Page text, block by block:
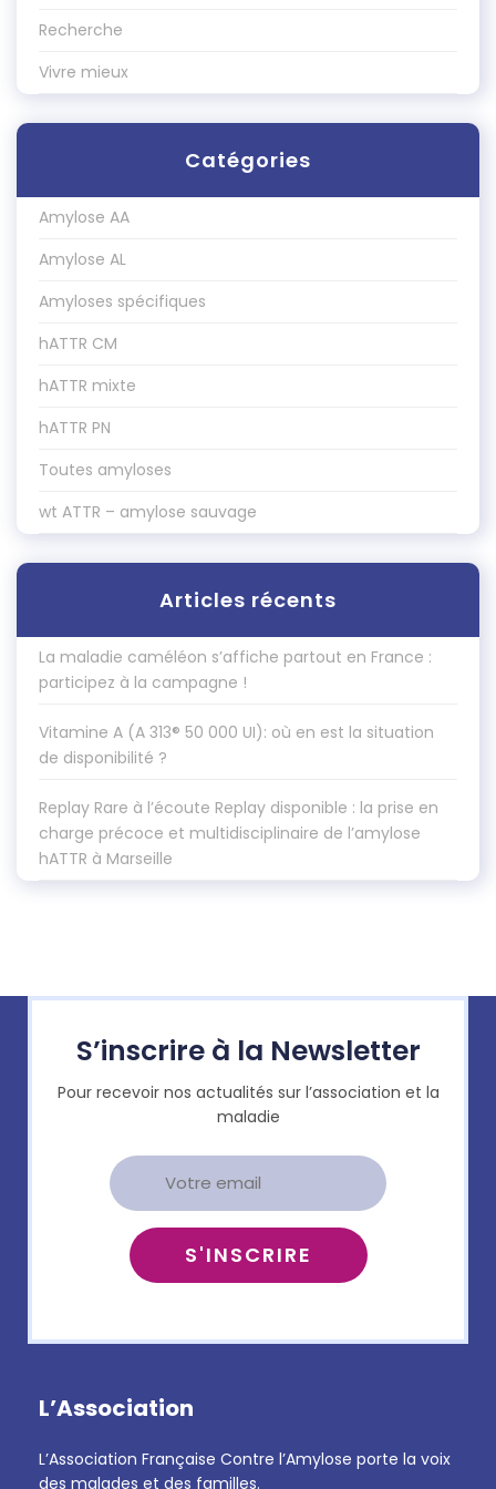
Recherche
Vivre mieux
Catégories
Amylose AA
Amylose AL
Amyloses spécifiques
hATTR CM
hATTR mixte
hATTR PN
Toutes amyloses
wt ATTR – amylose sauvage
Articles récents
La maladie caméléon s’affiche partout en France :
participez à la campagne !
Vitamine A (A 313® 50 000 UI): où en est la situation
de disponibilité ?
Replay Rare à l’écoute Replay disponible : la prise en
charge précoce et multidisciplinaire de l’amylose
hATTR à Marseille
S’inscrire à la Newsletter
Pour recevoir nos actualités sur l’association et la
maladie
L’Association
L’Association Française Contre l’Amylose porte la voix
des malades et des familles.